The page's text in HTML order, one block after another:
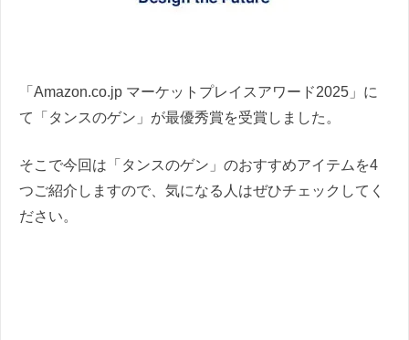
「Amazon.co.jp マーケットプレイスアワード2025」に
て「タンスのゲン」が最優秀賞を受賞しました。
そこで今回は「タンスのゲン」のおすすめアイテムを4
つご紹介しますので、気になる人はぜひチェックしてく
ださい。